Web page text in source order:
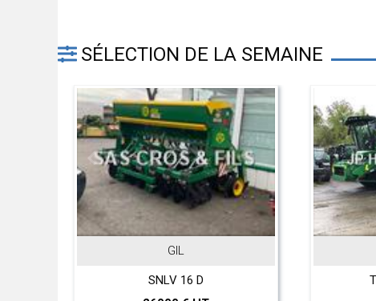
SÉLECTION DE LA SEMAINE
GIL
SNLV 16 D